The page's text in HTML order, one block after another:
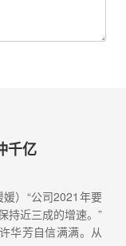
千亿
）“公司2021年要
持近三成的增速。”
华芳自信满满。从